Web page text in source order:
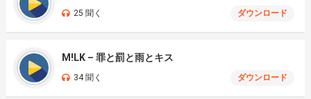
25 聞く ダウンロード
M!LK – 罪と罰と雨とキス
34 聞く ダウンロード